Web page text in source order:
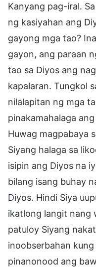
Kanyang pag-iral.
ng kasiyahan ang
gayong mga tao?
gayon, ang paraan
tao sa Diyos ang
kapalaran. Tungkol
nilalapitan ng mga
pinakamahalaga
Huwag magpabaya
Siyang halaga sa
isipin ang Diyos na
bilang isang buhay
Diyos. Hindi Siya
ikatlong langit nang
patuloy Siyang
inoobserbahan
pinanonood ang